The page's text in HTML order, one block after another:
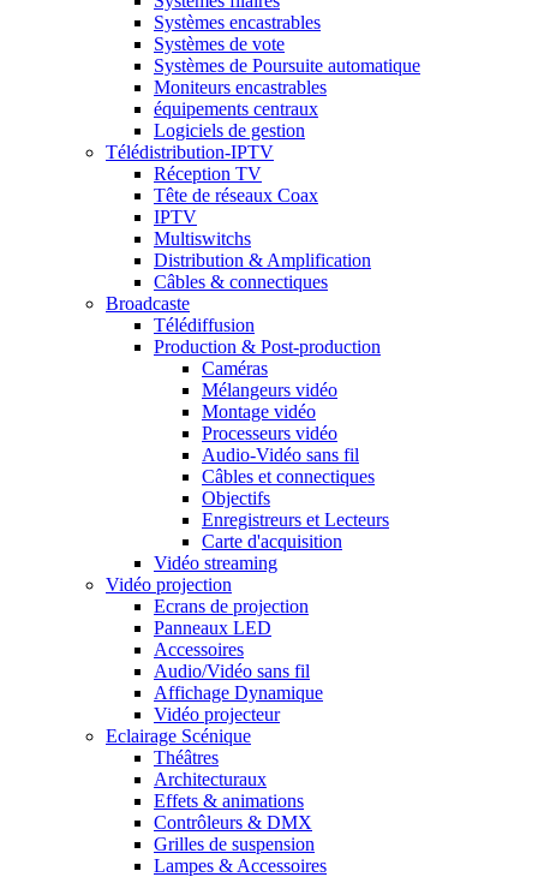
Systèmes encastrables
Systèmes de vote
Systèmes de Poursuite automatique
Moniteurs encastrables
équipements centraux
Logiciels de gestion
Télédistribution-IPTV
Réception TV
Tête de réseaux Coax
IPTV
Multiswitchs
Distribution & Amplification
Câbles & connectiques
Broadcaste
Télédiffusion
Production & Post-production
Caméras
Mélangeurs vidéo
Montage vidéo
Processeurs vidéo
Audio-Vidéo sans fil
Câbles et connectiques
Objectifs
Enregistreurs et Lecteurs
Carte d'acquisition
Vidéo streaming
Vidéo projection
Ecrans de projection
Panneaux LED
Accessoires
Audio/Vidéo sans fil
Affichage Dynamique
Vidéo projecteur
Eclairage Scénique
Théâtres
Architecturaux
Effets & animations
Contrôleurs & DMX
Grilles de suspension
Lampes & Accessoires